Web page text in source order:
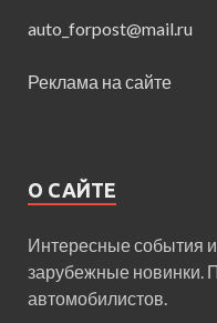
auto_forpost@mail.ru
Реклама на сайте
О САЙТЕ
Интересные события
зарубежные новинки.
автомобилистов.